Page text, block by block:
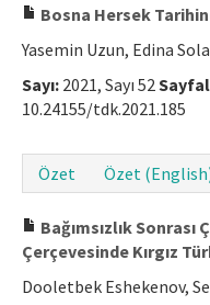
Bosna Hersek
Yasemin Uzun, Edina
Sayı: 2021, Sayı 52
10.24155/tdk.2021.185
Özet
Özet
Bağımsızlık Sonrası
Çerçevesinde Kırgız
Dooletbek Eshekenov,